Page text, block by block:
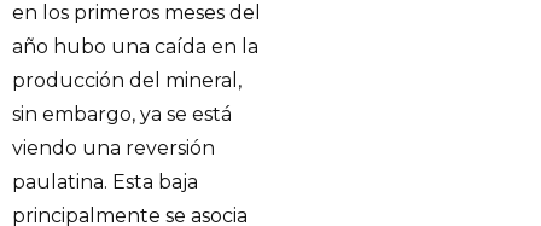
en los primeros meses del
año hubo una caída en la
producción del mineral,
sin embargo, ya se está
viendo una reversión
paulatina. Esta baja
principalmente se asocia